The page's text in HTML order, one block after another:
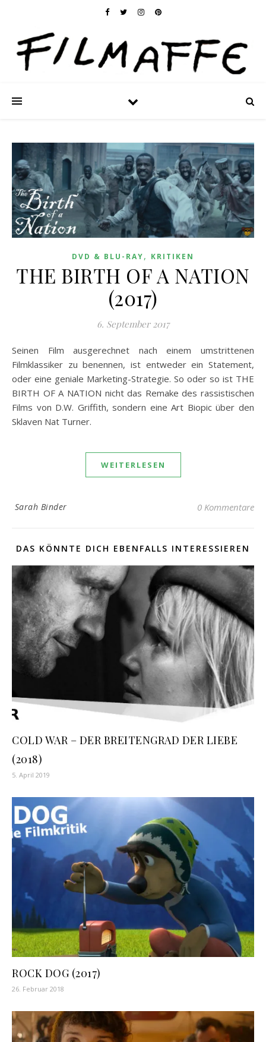
DVD & BLU-RAY, KRITIKEN
THE BIRTH OF A NATION
(2017)
6. September 2017
Seinen Film ausgerechnet nach einem umstrittenen
Filmklassiker zu benennen, ist entweder ein Statement,
oder eine geniale Marketing-Strategie. So oder so ist THE
BIRTH OF A NATION nicht das Remake des rassistischen
Films von D.W. Griffith, sondern eine Art Biopic über den
Sklaven Nat Turner.
WEITERLESEN
Sarah Binder 0 Kommentare
DAS KÖNNTE DICH EBENFALLS INTERESSIEREN
COLD WAR – DER BREITENGRAD DER LIEBE
(2018)
5. April 2019
ROCK DOG (2017)
26. Februar 2018